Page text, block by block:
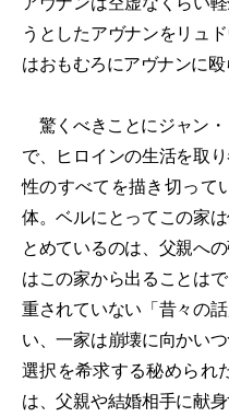
うとしたアヴナンをリュ
はおもむろにアヴナンに殴
驚くべきことにジャン
で、ヒロインの生活を取
性のすべてを描き切って
体。ベルにとってこの家
とめているのは、父親へ
はこの家から出ることは
重されていない「昔々の
い、一家は崩壊に向かい
選択を希求する秘められ
は、父親や結婚相手に献